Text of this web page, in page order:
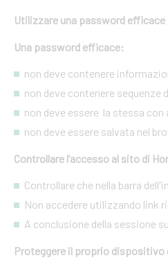
Utilizzare una password efficace
Una password efficace:
non deve contenere
non deve contenere sequenze
non deve essere la stessa
non deve essere salvata nel
Controllare l’accesso al sito di
Controllare che nella barra
Non accedere utilizzando link
A conclusione della sessione
Proteggere il proprio dispositivo